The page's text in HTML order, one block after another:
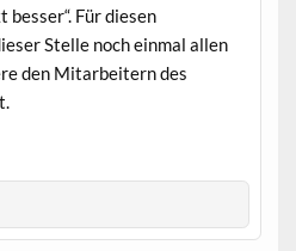
besser“. Für diesen
Stelle noch einmal allen
den Mitarbeitern des